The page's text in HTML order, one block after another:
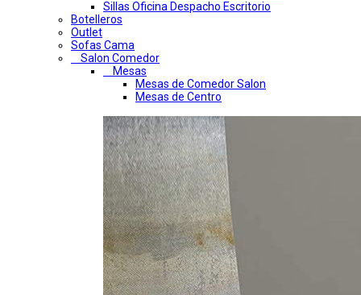
Sillas Oficina Despacho Escritorio
Botelleros
Outlet
Sofas Cama
Salon Comedor
Mesas
Mesas de Comedor Salon
Mesas de Centro